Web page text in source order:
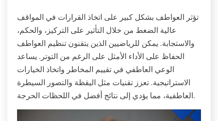
تؤثر العواطف بشكل كبير على اتخاذ القرارات في المواقف
عالية الضغط من خلال التأثير على التركيز، والحكم،
والاستجابة. يمكن للرياضيين الذين يتقنون تنظيم العواطف
الحفاظ على الأداء الأمثل على الرغم من التوتر. يساعد
الوعي العاطفي في تقييم المخاطر واتخاذ الخيارات
الاستراتيجية. تعزز تقنيات مثل اليقظة والتصور السيطرة
العاطفية، مما يؤدي إلى نتائج أفضل في اللحظات الحرجة.